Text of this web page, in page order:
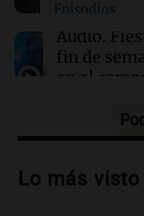
01:37 Mundo
Trump
forestales,
el cambio
Episodios
Audio.
fin de
en el
Audio.
de apertura
Lo más visto